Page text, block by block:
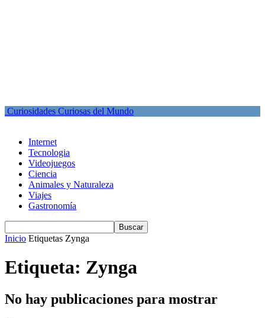
Curiosidades Curiosas del Mundo
Internet
Tecnologia
Videojuegos
Ciencia
Animales y Naturaleza
Viajes
Gastronomía
Inicio Etiquetas Zynga
Etiqueta: Zynga
No hay publicaciones para mostrar